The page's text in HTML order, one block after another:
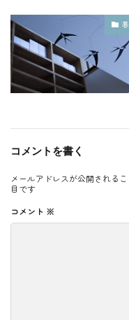
コメントを書く
メールアドレスが公開されるこ
目です
コメント ※